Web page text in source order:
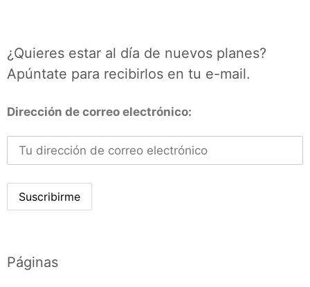
¿Quieres estar al día de nuevos planes?
Apúntate para recibirlos en tu e-mail.
Dirección de correo electrónico:
Páginas